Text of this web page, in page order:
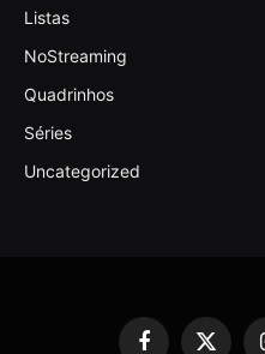
Listas
NoStreaming
Quadrinhos
Séries
Uncategorized